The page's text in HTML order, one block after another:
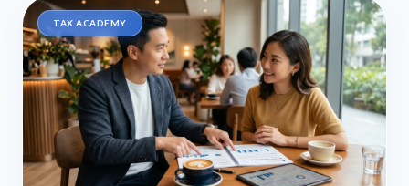
TAX ACADEMY